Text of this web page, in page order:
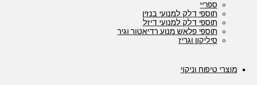
ספריי
תוספי דלק למנועי בנזין
תוספי דלק למנועי דיזל
תוספי פלאש מנוע רדיאטור וגיר
סיליקון וגריז
מוצרי טיפוח וניקוי